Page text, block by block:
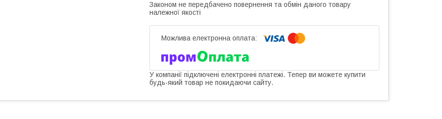
Законом не передбачено повернення та обмін даного товару
належної якості
У компанії підключені електронні платежі. Тепер ви можете купити
будь-який товар не покидаючи сайту.